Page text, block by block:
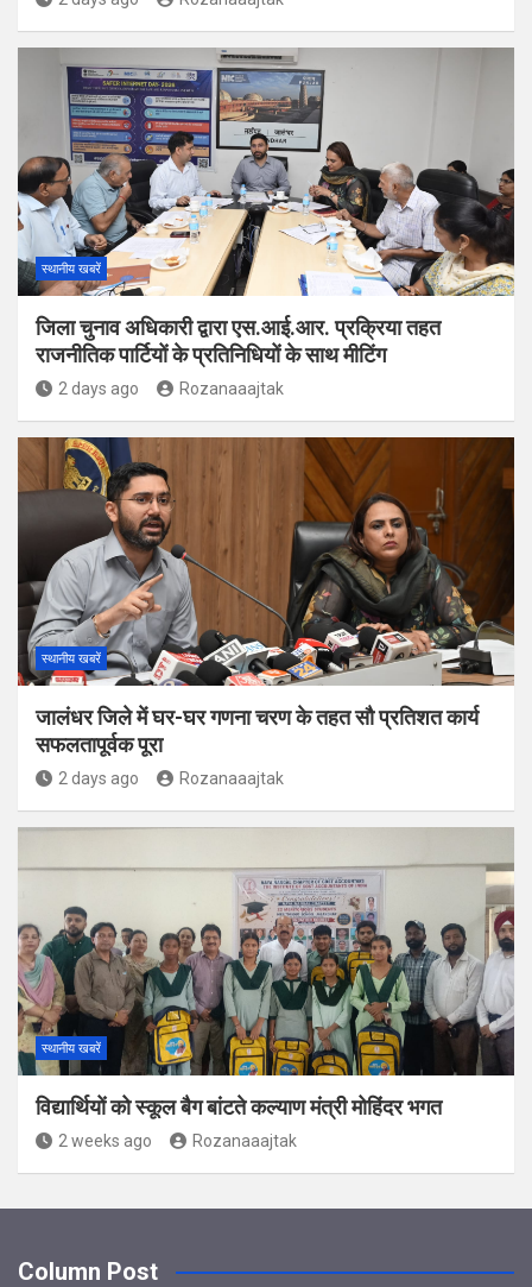
स्थानीय खबरें
जिला चुनाव अधिकारी द्वारा एस.आई.आर. प्रक्रिया तहत
राजनीतिक पार्टियों के प्रतिनिधियों के साथ मीटिंग
2 days ago Rozanaaajtak
स्थानीय खबरें
जालंधर जिले में घर-घर गणना चरण के तहत सौ प्रतिशत कार्य
सफलतापूर्वक पूरा
2 days ago Rozanaaajtak
स्थानीय खबरें
विद्यार्थियों को स्कूल बैग बांटते कल्याण मंत्री मोहिंदर भगत
2 weeks ago Rozanaaajtak
Column Post